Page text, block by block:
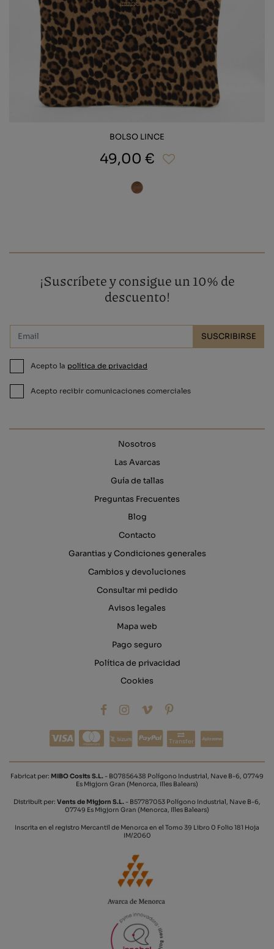
BOLSO LINCE
49,00 €
¡Suscríbete y consigue un 10% de
descuento!
SUSCRIBIRSE
Acepto la política de privacidad
Acepto recibir comunicaciones comerciales
Nosotros
Las Avarcas
Guía de tallas
Preguntas Frecuentes
Blog
Contacto
Garantias y Condiciones generales
Cambios y devoluciones
Consultar mi pedido
Avisos legales
Mapa web
Pago seguro
Política de privacidad
Cookies
Transfer
Fabricat per: MIBO Cosits S.L. - B07856438 Polígono Industrial, Nave B-6, 07749
Es Migjorn Gran (Menorca, Illes Balears)
Distribuït per: Vents de Migjorn S.L. - B57787053 Polígono Industrial, Nave B-6,
07749 Es Migjorn Gran (Menorca, Illes Balears)
Inscrita en el registro Mercantil de Menorca en el Tomo 39 Libro 0 Folio 181 Hoja
IM/2060